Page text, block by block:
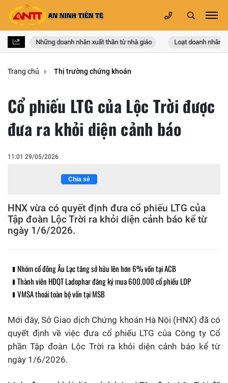
Những doanh nhân xuất thân từ nhà giáo Loạt doanh nhân
Trang chủ Thị trường chứng khoán
Cổ phiếu LTG của Lộc Trời được
đưa ra khỏi diện cảnh báo
11:01 29/05/2026
Chia sẻ
HNX vừa có quyết định đưa cổ phiếu LTG của
Tập đoàn Lộc Trời ra khỏi diện cảnh báo kể từ
ngày 1/6/2026.
Nhóm cổ đông Âu Lạc tăng sở hữu lên hơn 6% vốn tại ACB
Thành viên HĐQT Ladophar đăng ký mua 600.000 cổ phiếu LDP
VMSA thoái toàn bộ vốn tại MSB
Mới đây, Sở Giao dịch Chứng khoán Hà Nội (HNX) đã có
quyết định về việc đưa cổ phiếu LTG của Công ty Cổ
phần Tập đoàn Lộc Trời ra khỏi diện cảnh báo kể từ
ngày 1/6/2026.